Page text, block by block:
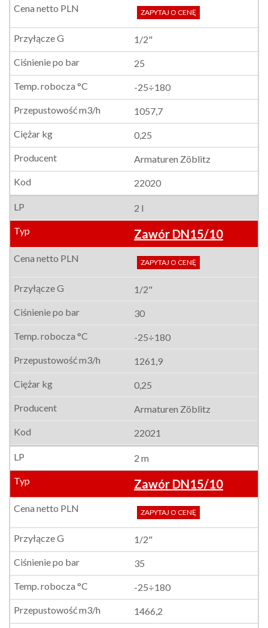
ZAPYTAJ O CENĘ
1/2"
25
-25÷180
1057,7
0,25
Armaturen Zöblitz
22020
2 l
Zawór DN15/10
ZAPYTAJ O CENĘ
1/2"
30
-25÷180
1261,9
0,25
Armaturen Zöblitz
22021
2 m
Zawór DN15/10
ZAPYTAJ O CENĘ
1/2"
35
-25÷180
1466,2